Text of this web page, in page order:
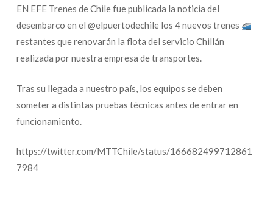
EN EFE Trenes de Chile fue publicada la noticia del
desembarco en el @elpuertodechile los 4 nuevos trenes
restantes que renovarán la flota del servicio Chillán
realizada por nuestra empresa de transportes.
Tras su llegada a nuestro país, los equipos se deben
someter a distintas pruebas técnicas antes de entrar en
funcionamiento.
https://twitter.com/MTTChile/status/166682499712861
7984